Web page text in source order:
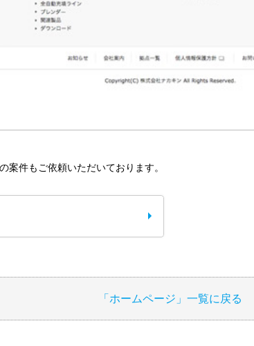
案件もご依頼いただいております。
「ホームページ」一覧に戻る